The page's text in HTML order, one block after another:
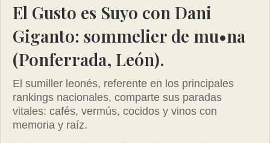
El Gusto es Suyo con Dani
Giganto: sommelier de mu•na
(Ponferrada, León).
El sumiller leonés, referente en los principales
rankings nacionales, comparte sus paradas
vitales: cafés, vermús, cocidos y vinos con
memoria y raíz.